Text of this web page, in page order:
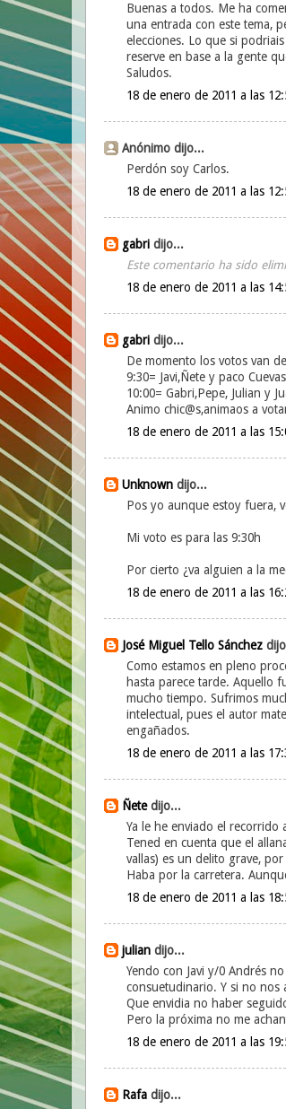
Buenas a todos. Me ha
una entrada con este tema,
elecciones. Lo que si
reserve en base a la gente
Saludos.
18 de enero de 2011 a las
Anónimo dijo...
Perdón soy Carlos.
18 de enero de 2011 a las
gabridijo...
Este comentario ha sido
18 de enero de 2011 a las
gabridijo...
De momento los votos van
9:30= Javi,Ñete y paco Cuevas
10:00= Gabri,Pepe, Julian y
Animo chic@s,animaos a
18 de enero de 2011 a las
Unknowndijo...
Pos yo aunque estoy fuera,
Mi voto es para las 9:30h
Por cierto ¿va alguien a la
18 de enero de 2011 a las
José Miguel Tello Sánchez
Como estamos en pleno
hasta parece tarde. Aquello
mucho tiempo. Sufrimos
intelectual, pues el autor
engañados.
18 de enero de 2011 a las
Ñetedijo...
Ya le he enviado el recorrido
Tened en cuenta que el
vallas) es un delito grave,
Haba por la carretera.
18 de enero de 2011 a las
juliandijo...
Yendo con Javi y/0 Andrés
consuetudinario. Y si no nos
Que envidia no haber
Pero la próxima no me
18 de enero de 2011 a las
Rafadijo...